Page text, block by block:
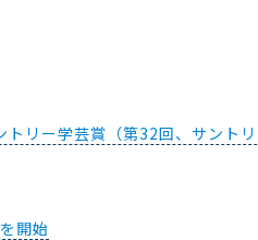
リー学芸賞（第32回、サント
開始